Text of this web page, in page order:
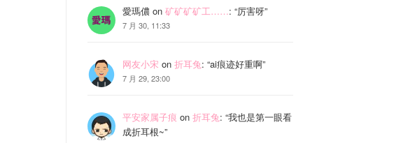
愛瑪儂on 矿矿矿矿工……: “厉害呀”
7 月 30, 11:33
网友小宋 on 折耳兔: “ai痕迹好重啊”
7 月 29, 23:00
平安家属子痕 on 折耳兔: “我也是第一眼看
成折耳根~”